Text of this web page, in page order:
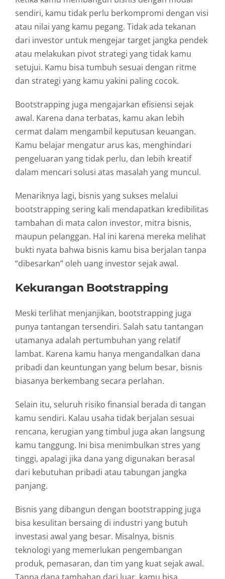
sendiri, kamu tidak perlu berkompromi dengan visi
atau nilai yang kamu pegang. Tidakada tekanan
dari investor untuk mengejartarget jangka pendek
atau melakukan pivot strategi yangtidak kamu
setujui. Kamu bisa tumbuh sesuai dengan ritme
dan strategi yang kamu yakini paling cocok.
Bootstrapping juga mengajarkan efisiensi sejak
awal. Karena dana terbatas, kamu akan lebih
cermat dalam mengambil keputusan keuangan.
Kamu belajar mengaturarus kas, menghindari
pengeluaran yangtidak perlu, dan lebih kreatif
dalam mencari solusi atas masalah yang muncul.
Menariknya lagi, bisnis yang sukses melalui
bootstrapping sering kali mendapatkan kredibilitas
tambahan di mata calon investor, mitra bisnis,
maupun pelanggan. Hal ini karena mereka melihat
bukti nyata bahwa bisnis kamu bisa berjalan tanpa
“dibesarkan” oleh uang investor sejakawal.
Kekurangan Bootstrapping
Meski terlihat menjanjikan, bootstrapping juga
punya tantangan tersendiri. Salah satu tantangan
utamanya adalah pertumbuhan yang relatif
lambat. Karena kamu hanya mengandalkan dana
pribadi dan keuntungan yang belum besar, bisnis
biasanya berkembang secara perlahan.
Selain itu, seluruh risiko finansial berada di tangan
kamu sendiri. Kalau usaha tidak berjalan sesuai
rencana, kerugian yangtimbul juga akan langsung
kamu tanggung. Ini bisa menimbulkan stres yang
tinggi, apalagi jika dana yang digunakan berasal
dari kebutuhan pribadi atau tabungan jangka
panjang.
Bisnis yang dibangun dengan bootstrapping juga
bisa kesulitan bersaing di industri yang butuh
investasi awal yang besar. Misalnya, bisnis
teknologi yang memerlukan pengembangan
produk, pemasaran, dan tim yang kuat sejakawal.